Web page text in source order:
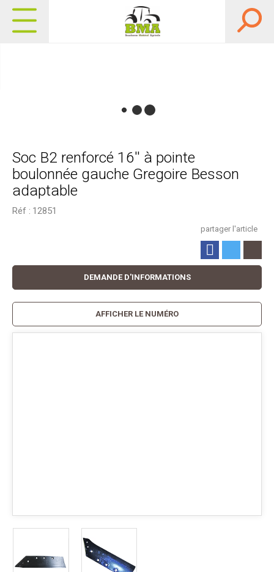
Soc B2 renforcé 16'' à pointe
boulonnée gauche Gregoire Besson
adaptable
Réf : 12851
partager l'article
DEMANDE D'INFORMATIONS
AFFICHER LE NUMÉRO